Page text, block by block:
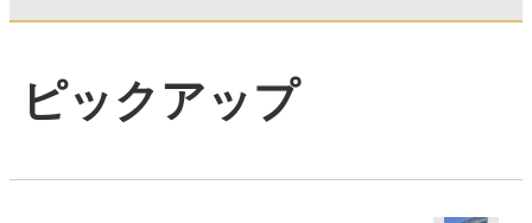
ピックアップ